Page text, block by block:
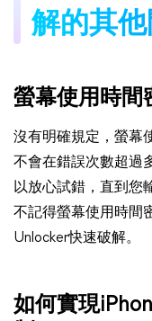
解的其
螢幕使用時間
沒有明確規定，螢幕
不會在錯誤次數超過
以放心試錯，直到您
不記得螢幕使用時間
Unlocker快速破解。
如何實現